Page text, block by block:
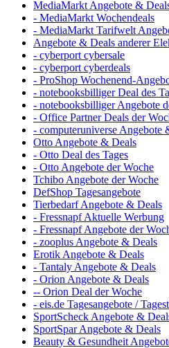
MediaMarkt Angebote &
- MediaMarkt Wochendeals
- MediaMarkt Tarifwelt
Angebote & Deals anderer
- cyberport cybersale
- cyberport cyberdeals
- ProShop Wochenend-
- notebooksbilliger Deal des
- notebooksbilliger Angebote
- Office Partner Deals der
- computeruniverse Angebote
Otto Angebote & Deals
- Otto Deal des Tages
- Otto Angebote der Woche
Tchibo Angebote der Woche
DefShop Tagesangebote
Tierbedarf Angebote & Deals
- Fressnapf Aktuelle Werbung
- Fressnapf Angebote der
- zooplus Angebote & Deals
Erotik Angebote & Deals
- Tantaly Angebote & Deals
- Orion Angebote & Deals
-- Orion Deal der Woche
- eis.de Tagesangebote /
SportScheck Angebote &
SportSpar Angebote & Deals
Beauty & Gesundheit